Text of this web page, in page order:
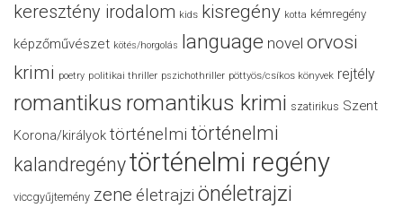
keresztény irodalom kids kisregény kotta kémregény
képzőművészet kötés/horgolás language novel orvosi
krimi poetry politikai thriller pszichothriller pöttyös/csíkos könyvek rejtély
romantikus romantikus krimi szatirikus Szent
Korona/királyok történelmi történelmi
kalandregénytörténelmi regény
viccgyűjtemény zene életrajzi önéletrajzi